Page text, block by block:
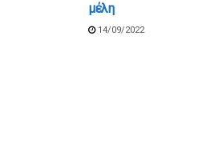
μέλη
14/09/2022